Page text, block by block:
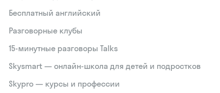
Бесплатный английский
Разговорные клубы
15‑минутные разговоры Talks
Skysmart — онлайн-школа для детей и подростков
Skypro — курсы и профессии